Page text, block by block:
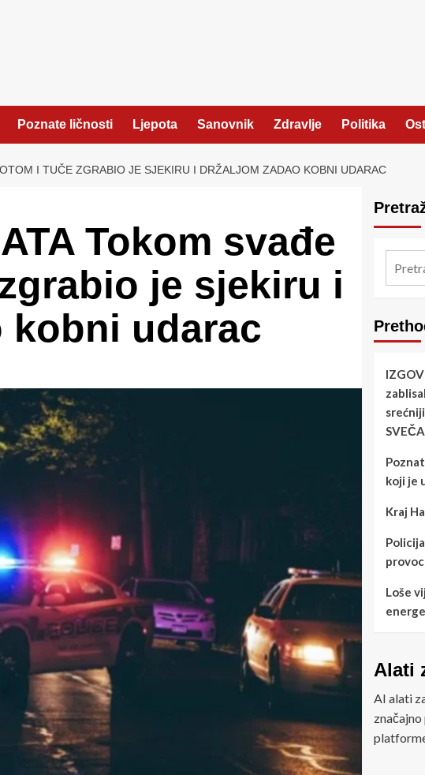
Poznate ličnosti Ljepota Sanovnik Zdravlje Politika
I TUČE ZGRABIO JE SJEKIRU I DRŽALJOM ZADAO KOBNI UDARAC
Tokom svađe
je sjekiru i
kobni udarac
koji je
Kraj
Loše
Alati
AI alati